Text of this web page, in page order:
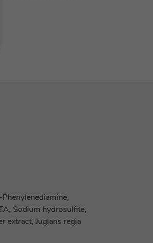
Sodium hydrosulfite,
extract, Juglans regia